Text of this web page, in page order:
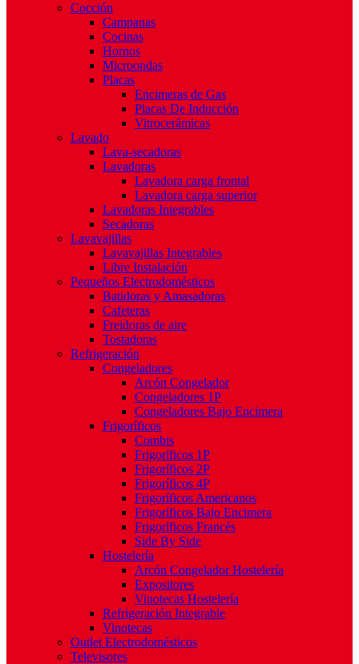
Cocción
Campanas
Cocinas
Hornos
Microondas
Placas
Encimeras de Gas
Placas De Inducción
Vitrocerámicas
Lavado
Lava-secadoras
Lavadoras
Lavadora carga frontal
Lavadora carga superior
Lavadoras Integrables
Secadoras
Lavavajillas
Lavavajillas Integrables
Libre Instalación
Pequeños Electrodomésticos
Batidoras y Amasadoras
Cafeteras
Freidoras de aire
Tostadoras
Refrigeración
Congeladores
Arcón Congelador
Congeladores 1P
Congeladores Bajo Encimera
Frigoríficos
Combis
Frigoríficos 1P
Frigoríficos 2P
Frigoríficos 4P
Frigoríficos Americanos
Frigoríficos Bajo Encimera
Frigoríficos Francés
Side By Side
Hostelería
Arcón Congelador Hostelería
Expositores
Vinotecas Hostelería
Refrigeración Integrable
Vinotecas
Outlet Electrodomésticos
Televisores